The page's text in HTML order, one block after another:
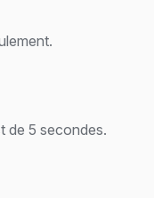
de 5 secondes.